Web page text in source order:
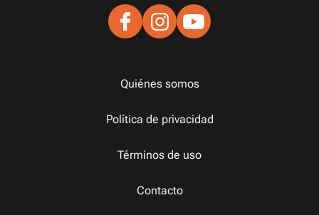
Quiénes somos
Política de privacidad
Términos de uso
Contacto